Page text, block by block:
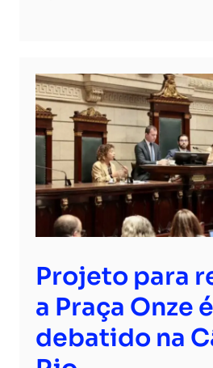
Projeto para
a Praça Onze é
debatido na